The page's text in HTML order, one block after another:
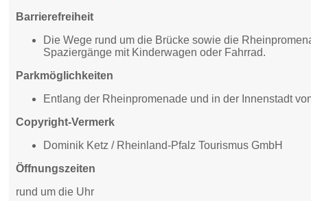
Barrierefreiheit
Die Wege rund um die Brücke sowie die
Spaziergänge mit Kinderwagen oder Fahrrad.
Parkmöglichkeiten
Entlang der Rheinpromenade und in der Innenstadt
Copyright-Vermerk
Dominik Ketz / Rheinland-Pfalz Tourismus GmbH
Öffnungszeiten
rund um die Uhr